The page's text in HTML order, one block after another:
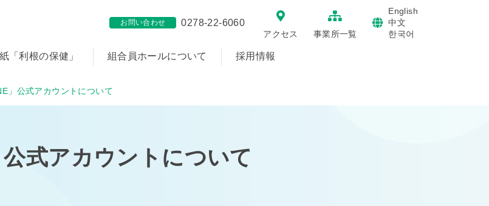
「利根の保健」 組合員ホールについて 採用情報
お問い合わせ 0278-22-6060
アクセス 事業所一覧
English
中文
한국어
」公式アカウントについて
公式アカウントについて